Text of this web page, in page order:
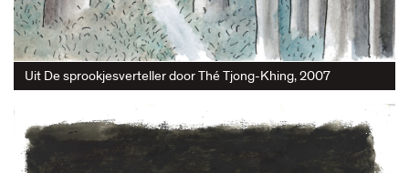
Uit De sprookjesverteller door Thé Tjong-Khing, 2007